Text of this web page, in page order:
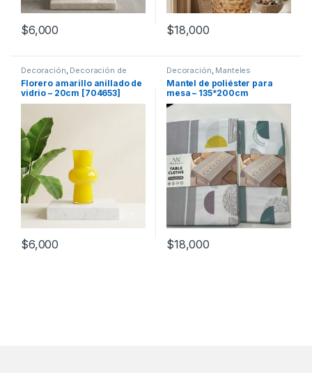
$6,000 $18,000
Decoración, Decoración de
mesas
Florero amarillo anillado de
vidrio – 20cm [704653]
$6,000
Decoración, Manteles
Mantel de poliéster para
mesa – 135*200cm
$18,000